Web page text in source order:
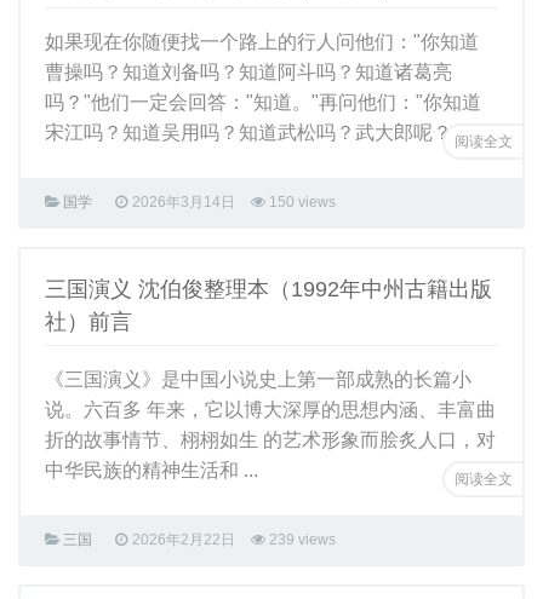
闲趣
影视
电影
音乐
游戏
E资源
人文自然
其他
生活家
书籍
如果现在你随便找一个路上的行人问他们："你知道
曹操吗？知道刘备吗？知道阿斗吗？知道诸葛亮
吗？"他们一定会回答："知道。"再问他们："你知道
宋江吗？知道吴用吗？知道武松吗？武大郎呢？ ...
国学 2026年3月14日 150 views
阅读全文
三国演义 沈伯俊整理本（1992年中州古籍出版
社）前言
《三国演义》是中国小说史上第一部成熟的长篇小
说。六百多 年来，它以博大深厚的思想内涵、丰富曲
折的故事情节、栩栩如生 的艺术形象而脍炙人口，对
中华民族的精神生活和 ...
三国 2026年2月22日 239 views
阅读全文